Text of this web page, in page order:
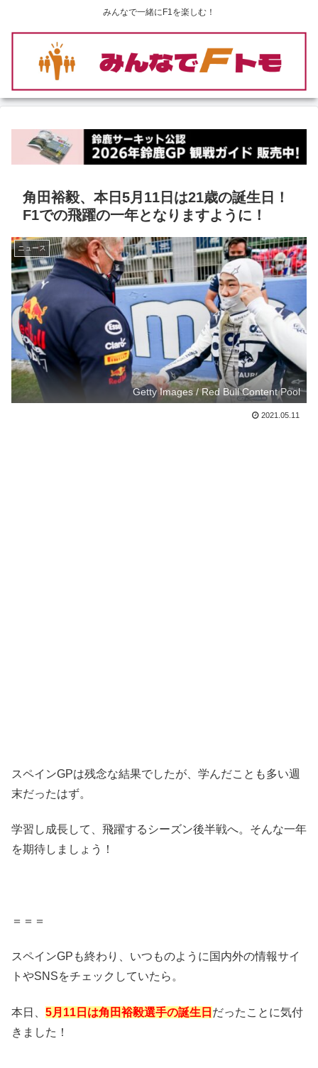
みんなで一緒にF1を楽しむ！
角田裕毅、本日5月11日は21歳の誕生日！
F1での飛躍の一年となりますように！
ニュース
Getty Images / Red Bull Content Pool
2021.05.11
スペインGPは残念な結果でしたが、学んだことも多い週
末だったはず。
学習し成長して、飛躍するシーズン後半戦へ。そんな一年
を期待しましょう！
＝＝＝
スペインGPも終わり、いつものように国内外の情報サイ
トやSNSをチェックしていたら。
本日、 5月11日は角田裕毅選手の誕生日 だったことに気付
きました！